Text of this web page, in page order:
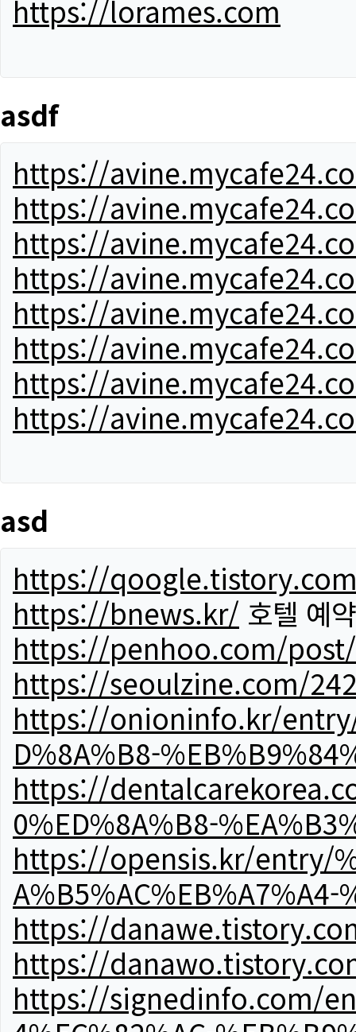
https://lorames.com
asdf
https://
https://
https://
https://
https://
https://
https://
https://
asd
https://
https://bnews.kr/ 호텔 예약
https://penhoo.com/
https://seoulzine.com/
https://onioninfo.kr/entry/
D%8A%B8-
https://
0%ED%8A%B8-
https://opensis.kr/entry/
A%B5%AC%EB%A7%A4-
https://
https://
https://signedinfo.com/